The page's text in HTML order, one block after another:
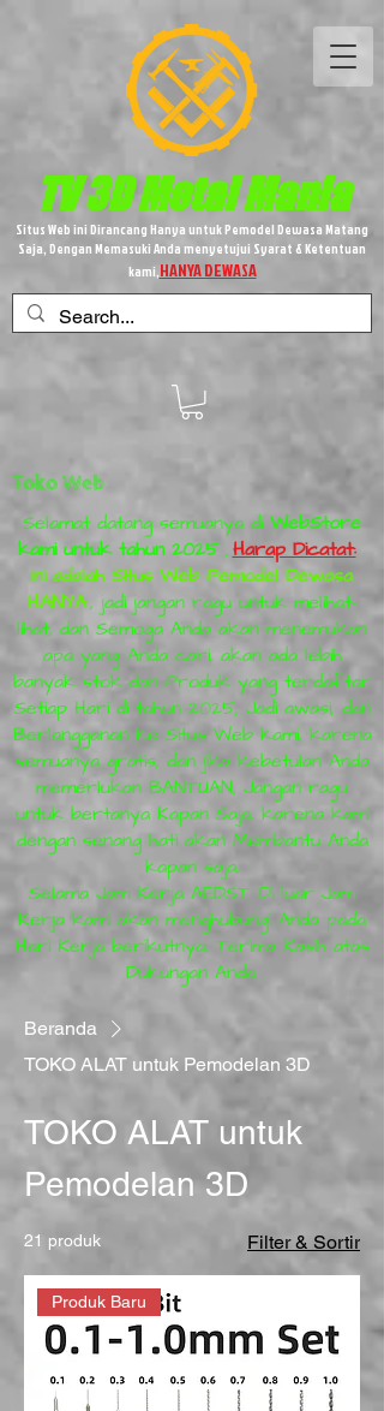
TV 3DMetalMania
Situs Web ini Dirancang Hanya untuk Pemodel Dewasa Matang
Saja, Dengan Memasuki Anda menyetujui Syarat & Ketentuan
kami,HANYA DEWASA
Toko Web
Selamat datang semuanya di WebStore
kami untuk tahun 2025,Harap Dicatat:
Ini adalah Situs Web Pemodel Dewasa
HANYA, jadi jangan ragu untuk melihat-
lihat, dan Semoga Anda akan menemukan
apa yang Anda cari, akan ada lebih
banyak stok dan Produk yang terdaftar
Setiap Hari di tahun 2025, Jadi awasi, dan
Berlangganan ke Situs Web kami, karena
semuanya gratis, dan jika kebetulan Anda
memerlukan BANTUAN, Jangan ragu
untuk bertanya Kapan Saja, karena kami
dengan senang hati akan Membantu Anda
kapan saja,
Selama Jam Kerja AEDST. Di luar Jam
Kerja kami akan menghubungi Anda pada
Hari Kerja berikutnya, Terima Kasih atas
Dukungan Anda.
Beranda
TOKO ALAT untuk Pemodelan 3D
TOKO ALAT untuk
Pemodelan 3D
21 produk Filter & Sortir
Produk Baru